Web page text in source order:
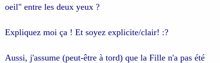
oeil" entre les deux yeux ?
Expliquez moi ça ! Et soyez explicite/clair! :?
Aussi, j'assume (peut-être à tord) que la Fille n'a pas été